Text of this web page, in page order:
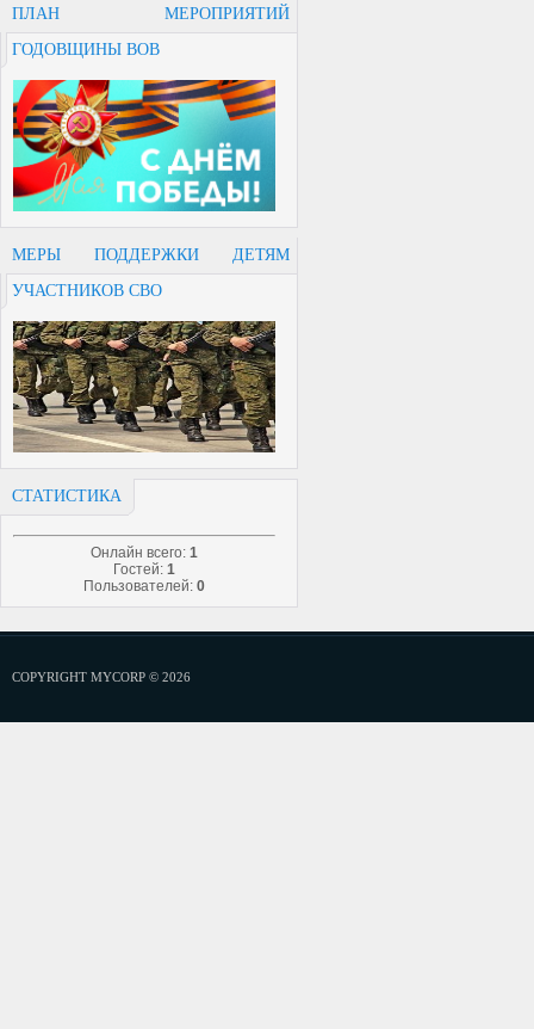
ПЛАН МЕРОПРИЯТИЙ
ГОДОВЩИНЫ ВОВ
МЕРЫ ПОДДЕРЖКИ ДЕТЯМ
УЧАСТНИКОВ СВО
СТАТИСТИКА
Онлайн всего: 1
Гостей: 1
Пользователей: 0
COPYRIGHT MYCORP © 2026